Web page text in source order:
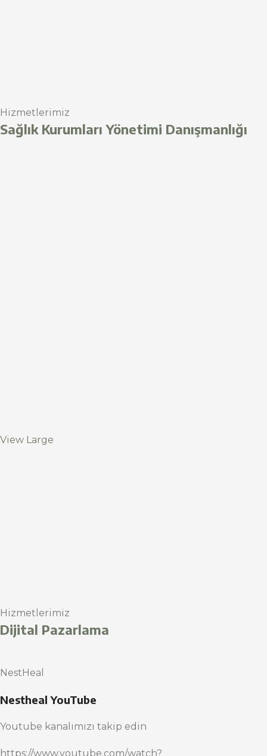
Hizmetlerimiz
Sağlık Kurumları Yönetimi Danışmanlığı
View Large
Hizmetlerimiz
Dijital Pazarlama
NestHeal
Nestheal YouTube
Youtube kanalımızı takip edin
https://www.youtube.com/watch?